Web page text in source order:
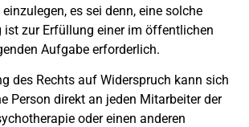
es sei denn, eine solche
ist zur Erfüllung einer im öffentlichen
Aufgabe erforderlich.
des Rechts auf Widerspruch kann sich
Person direkt an jeden Mitarbeiter der
oder einen anderen